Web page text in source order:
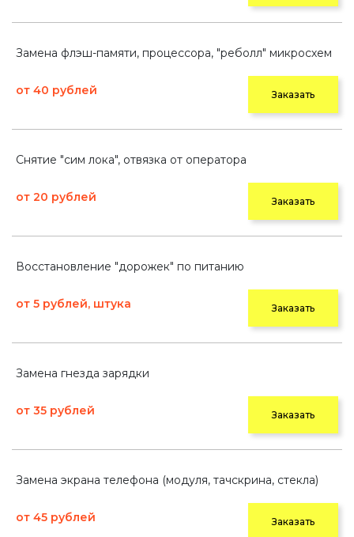
Замена флэш-памяти, процессора, "реболл" микросхем
от 40 рублей Заказать
Снятие "сим лока", отвязка от оператора
от 20 рублей Заказать
Восстановление "дорожек" по питанию
от 5 рублей, штука Заказать
Замена гнезда зарядки
от 35 рублей Заказать
Замена экрана телефона (модуля, тачскрина, стекла)
от 45 рублей Заказать